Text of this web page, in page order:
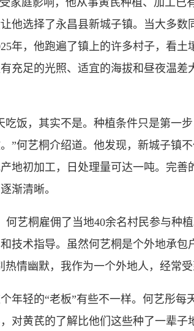
庭影响，他从事黄芪种植、加工已
他选择了永昌县新城子镇。当大多
年，他跑遍了镇上的许多村子，看
充足的光照、适宜的海拔和昼夜温
，其实不是。种植条件只是第一步
”何艺桐介绍道。他发现，新城子镇
地初加工，日处理量可达一吨。完
渐清晰。
桐雇佣了当地40余名村民参与种
技术指导。虽然何艺桐是个外地承包
情幽默，我作为一个外地人，经常受
轻的“老板”有些不一样。何艺彤每
对黄芪的了解比他们这些种了一辈子